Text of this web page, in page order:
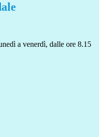
a venerdì, dalle ore 8.15